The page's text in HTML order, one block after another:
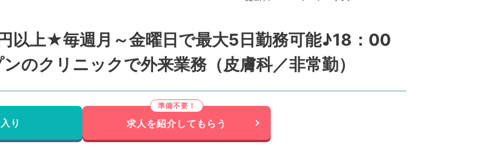
以上★毎週月～金曜日で最大5日勤務可能♪18：00
クリニックで外来業務（皮膚科／非常勤）
り 求人を紹介してもらう